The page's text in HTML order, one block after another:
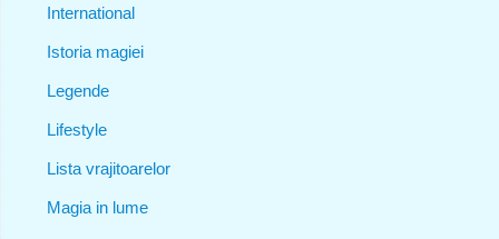
International
Istoria magiei
Legende
Lifestyle
Lista vrajitoarelor
Magia in lume